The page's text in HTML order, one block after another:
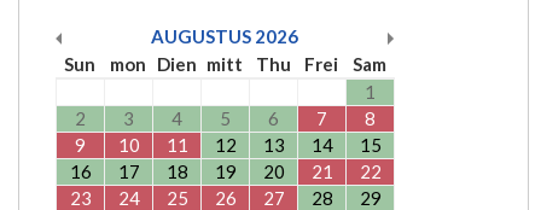
AUGUSTUS 2026
Sun
mon Dien mitt Thu Frei
Sam
1
2
3 4 5 6 7
8
9
10 11 12 13 14
15
16
17 18 19 20 21
22
23
24 25 26 27 28
29